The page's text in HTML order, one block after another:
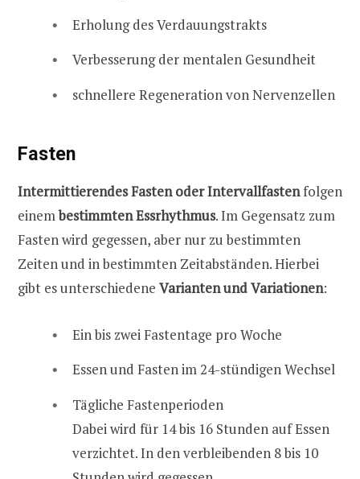
Erholung des Verdauungstrakts
Verbesserung der mentalen Gesundheit
schnellere Regeneration von Nervenzellen
Fasten
Intermittierendes Fasten oder Intervallfastenfolgen
einembestimmten Essrhythmus. Im Gegensatz zum
Fasten wird gegessen, aber nur zu bestimmten
Zeiten und in bestimmten Zeitabständen. Hierbei
gibt es unterschiedene Varianten und Variationen:
Ein bis zwei Fastentage pro Woche
Essen und Fasten im 24-stündigen Wechsel
Tägliche Fastenperioden
Dabei wird für 14 bis 16 Stunden auf Essen
verzichtet. In den verbleibenden 8 bis 10